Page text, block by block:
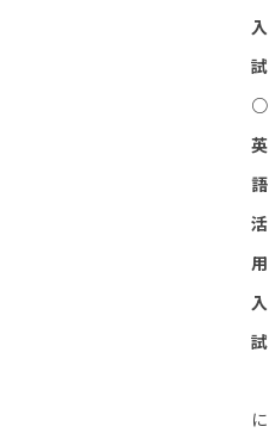
入
試
○
英
語
活
用
入
試
に